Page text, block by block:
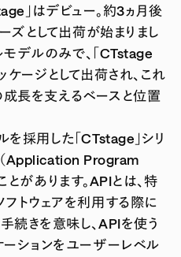
」はデビュー。約3ヵ月後
ズとして出荷が始まりまし
デルのみで、「CTstage
ケージとして出荷され、これ
成長を支えるベースと位置
採用した「CTstage」シリ
Application Program
があります。APIとは、特
フトウェアを利用する際に
続きを意味し、APIを使う
ーションをユーザーレベル